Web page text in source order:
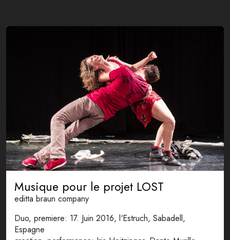
Musique pour le projet LOST
editta braun company
Duo, premiere: 17. Juin 2016, l‘Estruch, Sabadell,
Espagne